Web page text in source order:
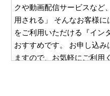
クや動画配信サービスなど
用される」 そんなお客様
をご利用いただける『イン
おすすめです。 お申し込
ますので、お気軽にご利用